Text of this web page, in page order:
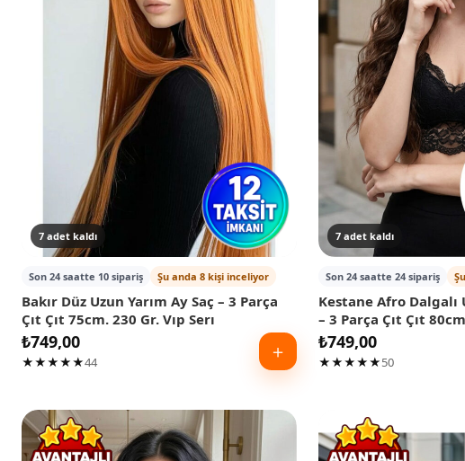
7 adet kaldı
Son 24 saatte 10 sipariş Şu anda 8 kişi inceliyor
Bakır Düz Uzun Yarım Ay Saç – 3 Parça
Çıt Çıt 75cm. 230 Gr. Vıp Serı
₺749,00
★★★★★44 ＋
7 adet kaldı
Son 24 saatte 24 sipariş
Kestane Afro Dalgalı
– 3 Parça Çıt Çıt
₺749,00
★★★★★50